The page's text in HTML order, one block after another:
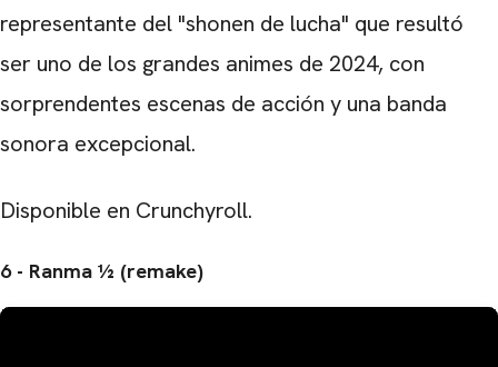
representante del "shonen de lucha" que resultó
ser uno de los grandes animes de 2024, con
sorprendentes escenas de acción y una banda
sonora excepcional.
Disponible en Crunchyroll.
6 - Ranma ½ (remake)